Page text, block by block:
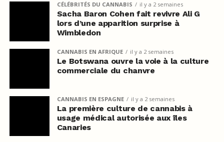
CÉLÉBRITÉS DU CANNABIS il y a 2 semaines
Sacha Baron Cohen fait revivre Ali G
lors d’une apparition surprise à
Wimbledon
CANNABIS EN AFRIQUE il y a 2 semaines
Le Botswana ouvre la voie à la culture
commerciale du chanvre
CANNABIS EN ESPAGNE il y a 2 semaines
La première culture de cannabis à
usage médical autorisée aux îles
Canaries